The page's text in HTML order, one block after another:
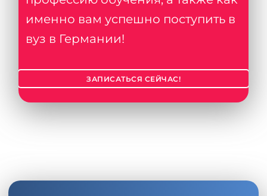
именно вам успешно поступить в
вуз в Германии!
ЗАПИСАТЬСЯ СЕЙЧАС!